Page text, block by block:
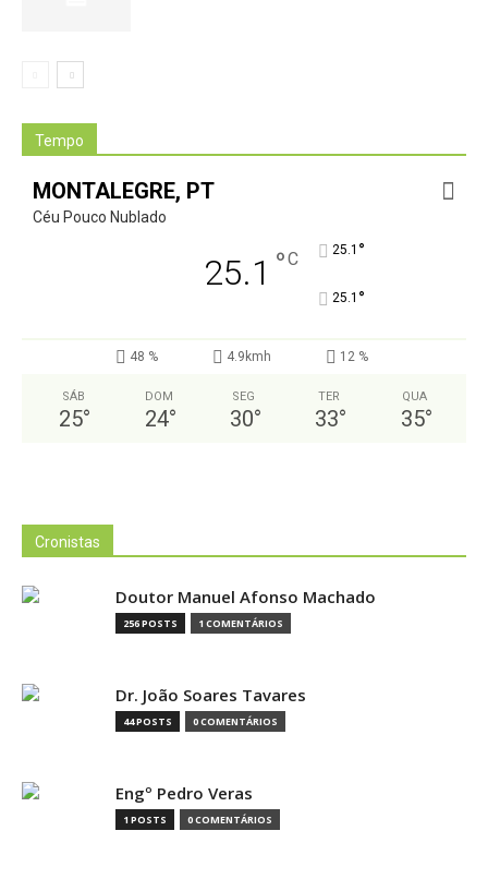
Tempo
MONTALEGRE, PT
Céu Pouco Nublado
25.1 °C 25.1 °
25.1 °
48 % 4.9kmh 12 %
SÁB
25°
DOM
24°
SEG
30°
TER
33°
QUA
35°
Cronistas
Doutor Manuel Afonso Machado
256 POSTS 1 COMENTÁRIOS
Dr. João Soares Tavares
44 POSTS 0 COMENTÁRIOS
Engº Pedro Veras
1 POSTS 0 COMENTÁRIOS